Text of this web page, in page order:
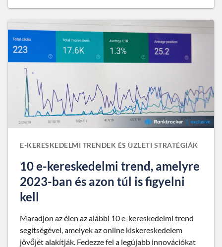
E-KERESKEDELMI TRENDEK ÉS ÜZLETI STRATÉGIÁK
10 e-kereskedelmi trend, amelyre
2023-ban és azon túl is figyelni
kell
Maradjon az élen az alábbi 10 e-kereskedelmi trend
segítségével, amelyek az online kiskereskedelem
jövőjét alakítják. Fedezze fel a legújabb innovációkat